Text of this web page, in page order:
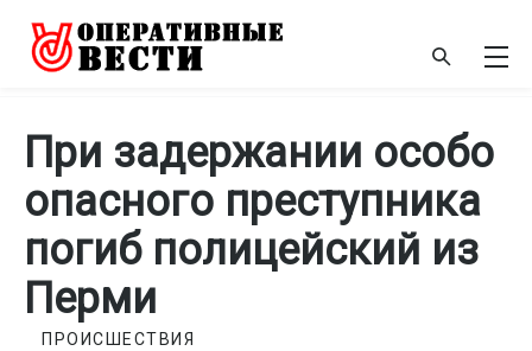
При задержании особо
опасного преступника
погиб полицейский из
Перми
ПРОИСШЕСТВИЯ